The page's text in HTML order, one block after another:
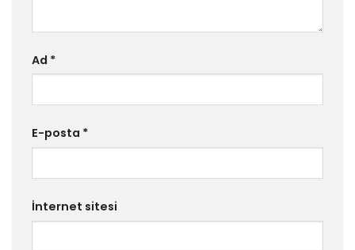
Ad *
E-posta *
İnternet sitesi